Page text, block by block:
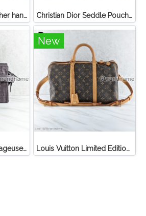
Long Champ 3D leather handbag Christian Dior Seddle Pouch Accessory Hand Bag
Long Champ La Voyageuse Bag Leather
New
Louis Vuitton Limited Edition Monogram Canvas Sofia Coppola SC Bag